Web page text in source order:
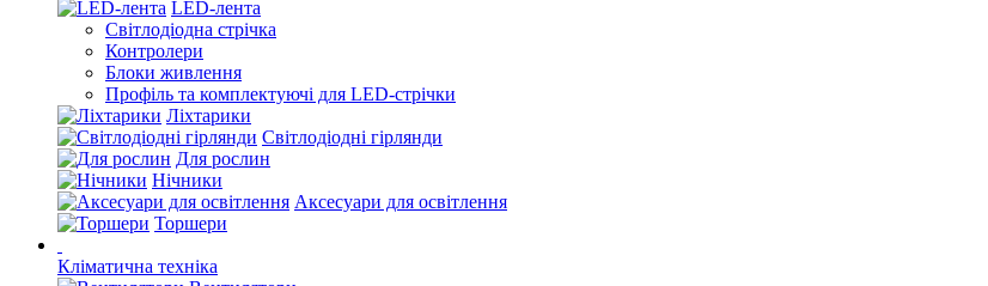
LED-лента
Світлодіодна стрічка
Контролери
Блоки живлення
Профіль та комплектуючі для LED-стрічки
Ліхтарики
Світлодіодні гірлянди
Для рослин
Нічники
Аксесуари для освітлення
Торшери
Кліматична техніка